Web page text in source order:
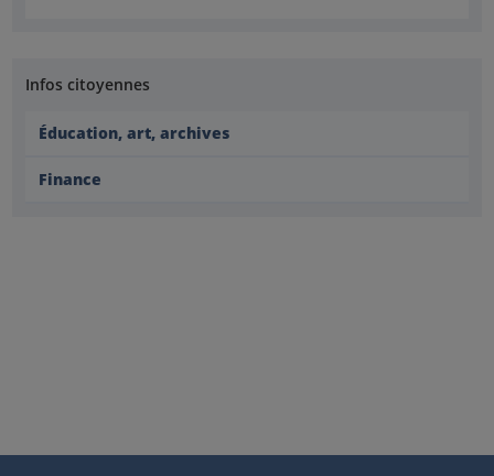
Infos citoyennes
Éducation, art, archives
Finance